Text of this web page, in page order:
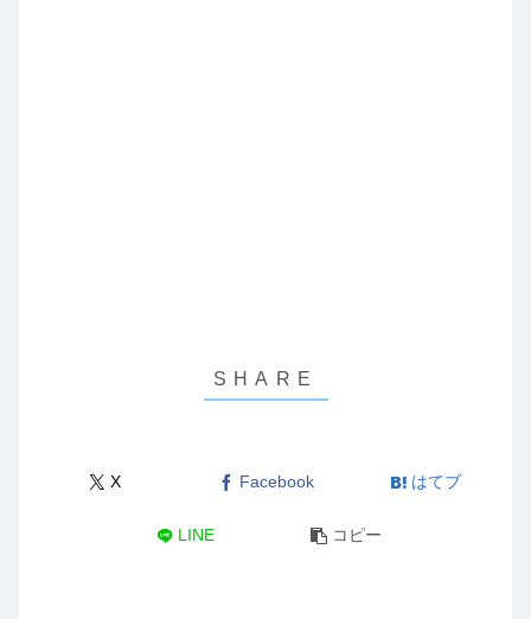
X Facebook はてブ
LINE コピー